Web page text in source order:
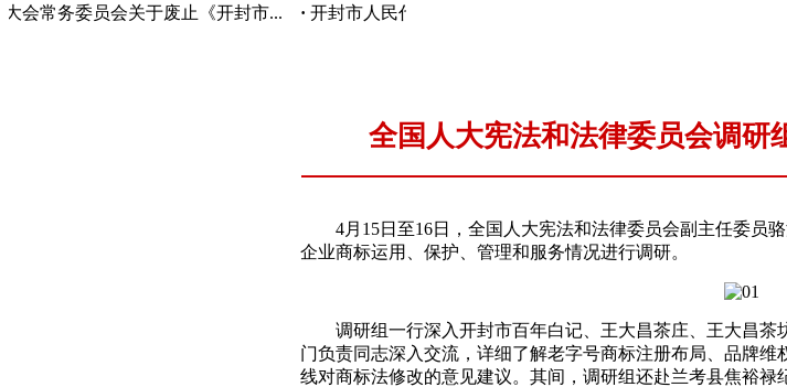
会常务委员会关于废止《开封市...
开封市人民代表大会常务委员会公 告
全国人大宪法和法律委员会调研
4月15日至16日，全国人大宪法和法律委员会副主任委员
企业商标运用、保护、管理和服务情况进行调研。
调研组一行深入开封市百年白记、王大昌茶庄、王大昌茶
门负责同志深入交流，详细了解老字号商标注册布局、品牌
线对商标法修改的意见建议。其间，调研组还赴兰考县焦裕禄